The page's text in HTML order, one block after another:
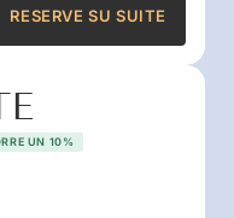
RESERVE SU SUITE
UN 10%